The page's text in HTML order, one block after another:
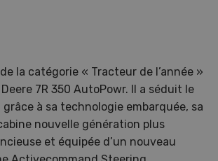
la catégorie « Tracteur de l’année »
7R 350 AutoPowr. Il a séduit le
à sa technologie embarquée, sa
nouvelle génération plus
et équipée d’un nouveau